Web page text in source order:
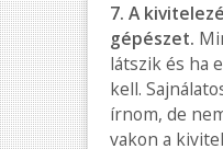
7. A
gépészet.
látszik és ha
kell.
írnom, de
vakon a